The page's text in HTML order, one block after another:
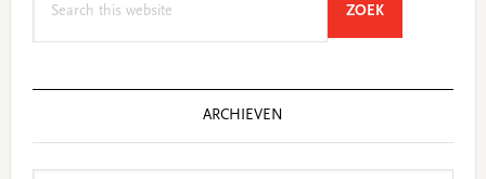
ZOEKSEARCH
ARCHIEVEN